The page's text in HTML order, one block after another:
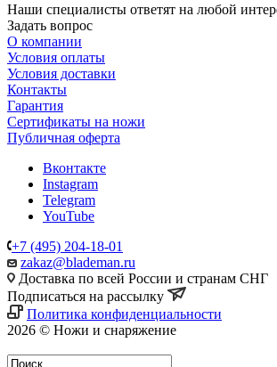
Наши специалисты ответят на любой
Задать вопрос
О компании
Условия оплаты
Условия доставки
Контакты
Гарантия
Сертификаты на ножи
Публичная оферта
Вконтакте
Instagram
Telegram
YouTube
+7 (495) 204-18-01
zakaz@blademan.ru
Доставка по всей России и странам СНГ
Подписаться на рассылку
Политика конфиденциальности
2026 © Ножи и снаряжение